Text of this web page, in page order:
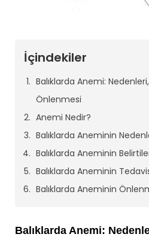
İçindekiler
Balıklarda Anemi:
Önlenmesi
Anemi Nedir?
Balıklarda Aneminin
Balıklarda Aneminin
Balıklarda Aneminin
Balıklarda Aneminin
Balıklarda Anemi: